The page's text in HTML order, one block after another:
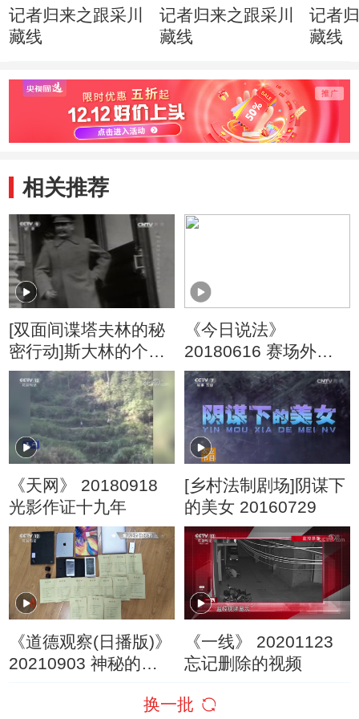
记者归来之跟采川
藏线
记者归来之跟采川
藏线
记者
藏线
相关推荐
[双面间谍塔夫林的秘
密行动]斯大林的个人
安保严密 多次暗杀失
败告终
《今日说法》
20180616 赛场外的
硝烟
《天网》 20180918
光影作证十九年
[乡村法制剧场]阴谋下
的美女 20160729
《道德观察(日播版)》
20210903 神秘的文
《一线》 20201123
忘记删除的视频
换一批